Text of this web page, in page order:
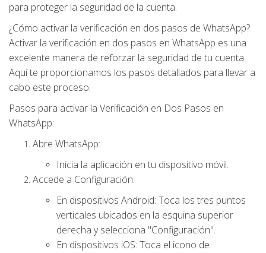
para proteger la seguridad de la cuenta.
¿Cómo activar la verificación en dos pasos de WhatsApp?
Activar la verificación en dos pasos en WhatsApp es una
excelente manera de reforzar la seguridad de tu cuenta.
Aquí te proporcionamos los pasos detallados para llevar a
cabo este proceso:
Pasos para activar la Verificación en Dos Pasos en
WhatsApp:
Abre WhatsApp:
Inicia la aplicación en tu dispositivo móvil.
Accede a Configuración:
En dispositivos Android: Toca los tres puntos
verticales ubicados en la esquina superior
derecha y selecciona "Configuración".
En dispositivos iOS: Toca el icono de